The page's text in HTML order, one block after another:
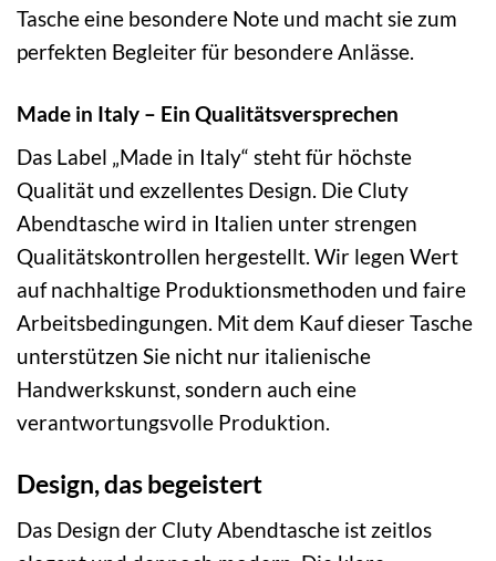
Tasche eine besondere Note und macht sie zum
perfekten Begleiter für besondere Anlässe.
Made in Italy – Ein Qualitätsversprechen
Das Label „Made in Italy“ steht für höchste
Qualität und exzellentes Design. Die Cluty
Abendtasche wird in Italien unter strengen
Qualitätskontrollen hergestellt. Wir legen Wert
auf nachhaltige Produktionsmethoden und faire
Arbeitsbedingungen. Mit dem Kauf dieser Tasche
unterstützen Sie nicht nur italienische
Handwerkskunst, sondern auch eine
verantwortungsvolle Produktion.
Design, das begeistert
Das Design der Cluty Abendtasche ist zeitlos